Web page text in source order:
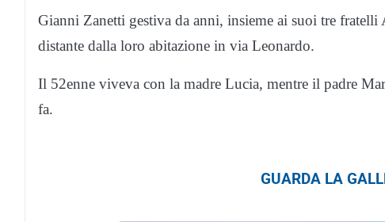
Gianni Zanetti gestiva da anni, insieme ai suoi tre fratelli
distante dalla loro abitazione in via Leonardo.
Il 52enne viveva con la madre Lucia, mentre il padre
fa.
GUARDA LA